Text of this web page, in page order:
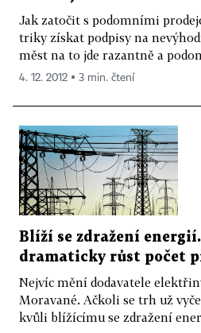
Jak zatočit s podomními
triky získat podpisy na
měst na to jde razantně a
4. 12. 2012 ▪ 3 min. čtení
Blíží se zdražení
dramaticky růst počet
Nejvíc mění dodavatele
Moravané. Ačkoli se trh už
kvůli blížícímu se zdražení